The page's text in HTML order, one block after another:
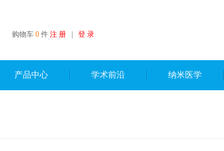
购物车 0 件 注 册 登 录
产品中心 学术前沿 纳米医学